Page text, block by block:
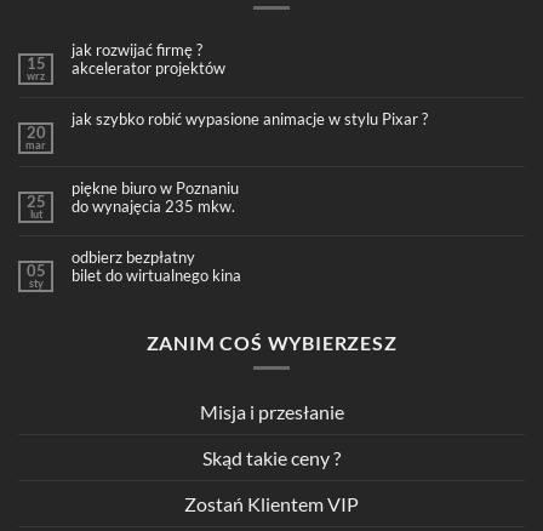
15
wrz
jak rozwijać firmę ?
akcelerator projektów
20
mar
jak szybko robić wypasione animacje w stylu Pixar ?
25
lut
piękne biuro w Poznaniu
do wynajęcia 235 mkw.
05
sty
odbierz bezpłatny
bilet do wirtualnego kina
ZANIM COŚ WYBIERZESZ
Misja i przesłanie
Skąd takie ceny ?
Zostań Klientem VIP